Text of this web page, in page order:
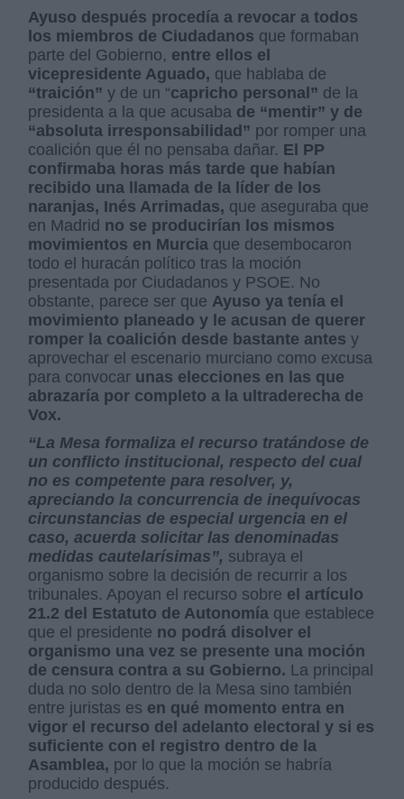
Ayuso después procedía a revocar a todos
los miembros de Ciudadanos que formaban
parte del Gobierno, entre ellos el
vicepresidente Aguado, que hablaba de
“traición” y de un “capricho personal” de la
presidenta a la que acusaba de “mentir” y de
“absoluta irresponsabilidad” por romper una
coalición que él no pensaba dañar. El PP
confirmaba horas más tarde que habían
recibido una llamada de la líder de los
naranjas, Inés Arrimadas, que aseguraba que
en Madrid no se producirían los mismos
movimientos en Murcia que desembocaron
todo el huracán político tras la moción
presentada por Ciudadanos y PSOE. No
obstante, parece ser que Ayuso ya tenía el
movimiento planeado y le acusan de querer
romper la coalición desde bastante antes y
aprovechar el escenario murciano como excusa
para convocar unas elecciones en las que
abrazaría por completo a la ultraderecha de
Vox.
“La Mesa formaliza el recurso tratándose de
un conflicto institucional, respecto del cual
no es competente para resolver, y,
apreciando la concurrencia de inequívocas
circunstancias de especial urgencia en el
caso, acuerda solicitar las denominadas
medidas cautelarísimas”, subraya el
organismo sobre la decisión de recurrir a los
tribunales. Apoyan el recurso sobre el artículo
21.2 del Estatuto de Autonomía que establece
que el presidente no podrá disolver el
organismo una vez se presente una moción
de censura contra a su Gobierno. La principal
duda no solo dentro de la Mesa sino también
entre juristas es en qué momento entra en
vigor el recurso del adelanto electoral y si es
suficiente con el registro dentro de la
Asamblea, por lo que la moción se habría
producido después.